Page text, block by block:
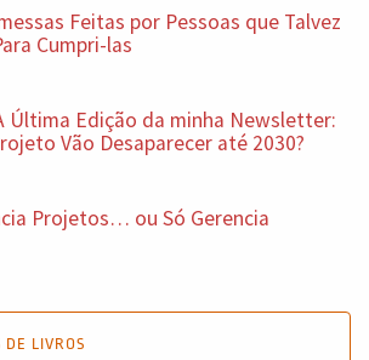
Feitas por Pessoas que Talvez
Cumpri-las
Última Edição da minha Newsletter:
Vão Desaparecer até 2030?
Projetos… ou Só Gerencia
DE LIVROS